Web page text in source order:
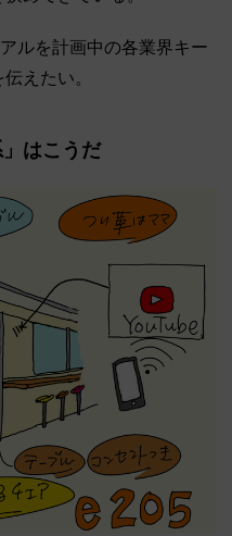
ルを計画中の各業界キー
えたい。
はこうだ